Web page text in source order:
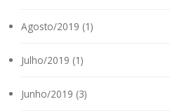
Agosto/2019 (1)
Julho/2019 (1)
Junho/2019 (3)